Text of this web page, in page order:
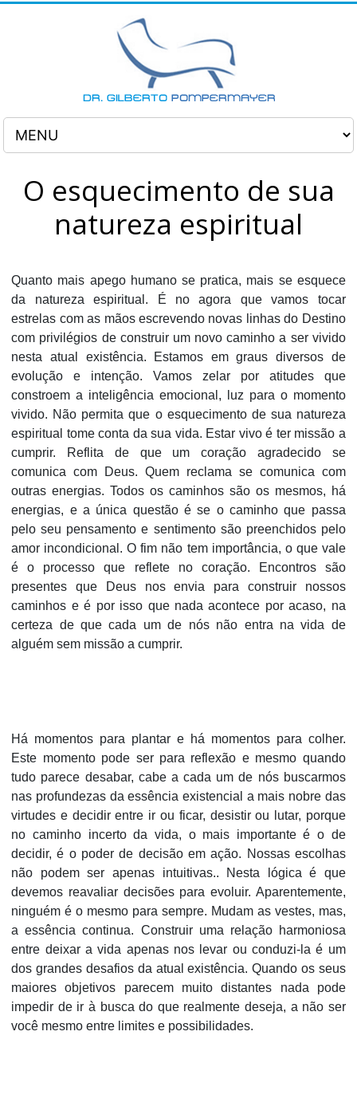
O esquecimento de sua
natureza espiritual
Quanto mais apego humano se pratica, mais se esquece
da natureza espiritual. É no agora que vamos tocar
estrelas com as mãos escrevendo novas linhas do Destino
com privilégios de construir um novo caminho a ser vivido
nesta atual existência. Estamos em graus diversos de
evolução e intenção. Vamos zelar por atitudes que
constroem a inteligência emocional, luz para o momento
vivido. Não permita que o esquecimento de sua natureza
espiritual tome conta da sua vida. Estar vivo é ter missão a
cumprir. Reflita de que um coração agradecido se
comunica com Deus. Quem reclama se comunica com
outras energias. Todos os caminhos são os mesmos, há
energias, e a única questão é se o caminho que passa
pelo seu pensamento e sentimento são preenchidos pelo
amor incondicional. O fim não tem importância, o que vale
é o processo que reflete no coração. Encontros são
presentes que Deus nos envia para construir nossos
caminhos e é por isso que nada acontece por acaso, na
certeza de que cada um de nós não entra na vida de
alguém sem missão a cumprir.
Há momentos para plantar e há momentos para colher.
Este momento pode ser para reflexão e mesmo quando
tudo parece desabar, cabe a cada um de nós buscarmos
nas profundezas da essência existencial a mais nobre das
virtudes e decidir entre ir ou ficar, desistir ou lutar, porque
no caminho incerto da vida, o mais importante é o de
decidir, é o poder de decisão em ação. Nossas escolhas
não podem ser apenas intuitivas.. Nesta lógica é que
devemos reavaliar decisões para evoluir. Aparentemente,
ninguém é o mesmo para sempre. Mudam as vestes, mas,
a essência continua. Construir uma relação harmoniosa
entre deixar a vida apenas nos levar ou conduzi-la é um
dos grandes desafios da atual existência. Quando os seus
maiores objetivos parecem muito distantes nada pode
impedir de ir à busca do que realmente deseja, a não ser
você mesmo entre limites e possibilidades.